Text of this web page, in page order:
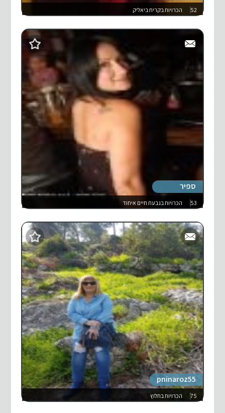
52 הכרויות בקרית ביאליק
ספיר
53 הכרויות בגבעת חיים איחוד
pninaroz55
75 הכרויות בחלוץ